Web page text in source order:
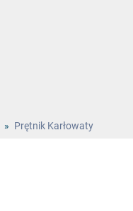
» Prętnik Karłowaty